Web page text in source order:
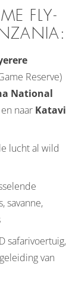
FLY-
Reserve)
National
en naar Katavi
lucht al wild
savanne,
safarivoertuig,
van